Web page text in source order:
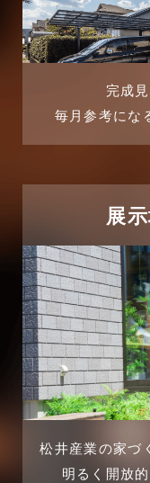
よくある質問
リフォーム-ブログ
三郷中央駅店-ブロ
三郷市
三郷駅前店-ブログ
不動産の基礎知識
介護施設経営活用
企業誘致事例
2025年8月
2025年6月
2025年3月
2025年2月
2025年1月
2024年12月
2024年11月
完成
毎月参考にな
展
松井産業の家づ
明るく開放